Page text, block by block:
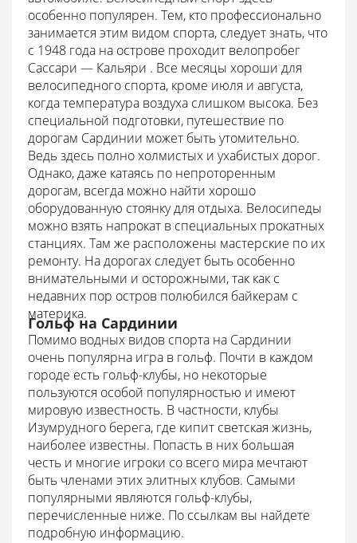
особенно популярен. Тем, кто профессионально
занимается этим видом спорта, следует знать, что
с 1948 года на острове проходит велопробег
Сассари — Кальяри . Все месяцы хороши для
велосипедного спорта, кроме июля и августа,
когда температура воздуха слишком высока. Без
специальной подготовки, путешествие по
дорогам Сардинии может быть утомительно.
Ведь здесь полно холмистых и ухабистых дорог.
Однако, даже катаясь по непроторенным
дорогам, всегда можно найти хорошо
оборудованную стоянку для отдыха. Велосипеды
можно взять напрокат в специальных прокатных
станциях. Там же расположены мастерские по их
ремонту. На дорогах следует быть особенно
внимательными и осторожными, так как с
недавних пор остров полюбился байкерам с
материка.
Гольф на Сардинии
Помимо водных видов спорта на Сардинии
очень популярна игра в гольф. Почти в каждом
городе есть гольф-клубы, но некоторые
пользуются особой популярностью и имеют
мировую известность. В частности, клубы
Изумрудного берега, где кипит светская жизнь,
наиболее известны. Попасть в них большая
честь и многие игроки со всего мира мечтают
быть членами этих элитных клубов. Самыми
популярными являются гольф-клубы,
перечисленные ниже. По ссылкам вы найдете
подробную информацию.